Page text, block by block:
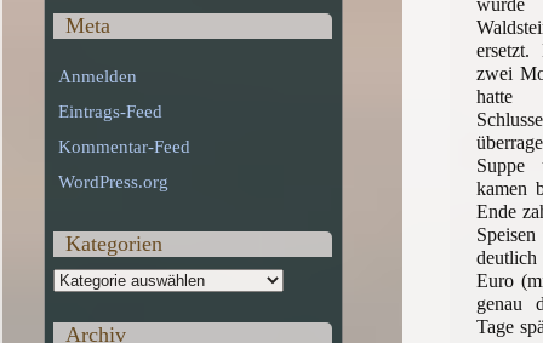
zwei
hatte
Suppe
kamen
Ende
Euro
genau
Tage
Meta
Anmelden
Eintrags-Feed
Kommentar-Feed
WordPress.org
Kategorien
Kategorien
Archiv